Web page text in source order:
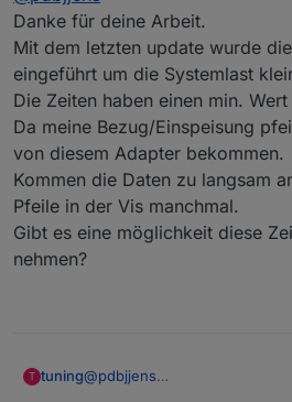
das auf Multicasts des
werden soll (anstelle auf
Auswahlmöglichkeit wurde
nachgefragt, da sich beim
Netzwerken oft
insbesondere in Docker-
https://github.com/iobroker-
adapters/ioBroker.sma-
installieren.
Aber VORSICHT: es ist ein
solltet wissen, was Ihr tut
einem produktiven
Aber ich wäre wirklich
insbesondere, ob die neue
der Config-Seite des
und Anforderungen
Danke für deine Arbeit.
Mit dem letzten update wurde
eingeführt um die Systemlast
Die Zeiten haben einen min.
Da meine Bezug/Einspeisung
von diesem Adapter bekommen.
Kommen die Daten zu langsam
Pfeile in der Vis manchmal.
Gibt es eine möglichkeit diese
nehmen?
T tuning@pdbjjens